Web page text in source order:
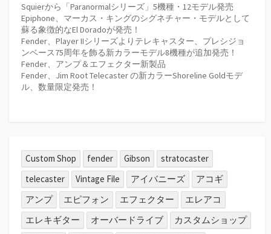
Squierから「Paranormalシリーズ」5機種・12モデル発売
Epiphone、マーカス・キングのシグネチャー・モデルとして
蘇る象徴的なEl Doradoが発売！
Fender、Player IIシリーズよりテレキャスター、プレシジョ
ンベース75周年を飾る新カラーモデル8機種が追加発売！
Fender、アンプ＆エフェクター新製品
Fender、Jim Root Telecaster の新カラーShoreline Goldモデ
ル、数量限定発売！
Custom Shop fender Gibson
stratocaster
telecaster
Vintage File アイバニーズ
アコギ
アンプ
エピフォン エフェクター
エレアコ
エレキギター
オーバードライブ
カスタムショップ